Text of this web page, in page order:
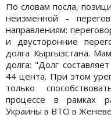
По словам посла,
неизменной -
направлениям:
и двусторонние
долга Кыргызстана.
долга: "Долг
44 цента. При этом
только
процессе в рамках
Украины в ВТО в